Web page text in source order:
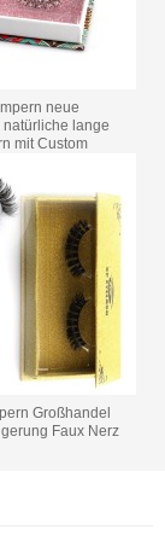
neue
natürliche lange
mit Custom
Großhandel
Faux Nerz